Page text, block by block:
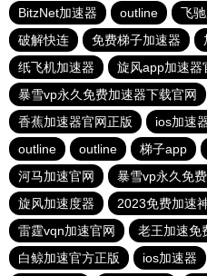
BitzNet加速器
outline 飞
破解快连
免费梯子加速器
纸飞机加速器
旋风app加速器
暴雪vp永久免费加速器下载官网
香蕉加速器官网正版
ios加速
outline
outline 梯子app
河马加速官网
暴雪vp永久免
旋风加速度器
2023免费加速
雷霆vqn加速官网
老王加速免
白鲸加速官方正版
ios加速器